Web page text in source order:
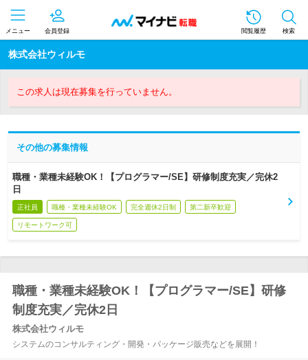
メニュー 会員登録 閲覧履歴 検索
株式会社ウィルモ
この求人は現在募集を行っていません。
その他の募集情報
職種・業種未経験OK！【プログラマー/SE】研修制度充実／完休2
日
正社員 職種・業種未経験OK 完全週休2日制 第二新卒歓迎
リモートワーク可
職種・業種未経験OK！【プログラマー/SE】研修
制度充実／完休2日
株式会社ウィルモ
システムのコンサルティング・開発・パッケージ販売などを展開！